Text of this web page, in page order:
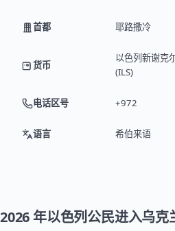
首都 耶路撒冷
货币
以色列新谢克
(ILS)
电话区号 +972
语言 希伯来语
2026 年以色列公民进入乌克